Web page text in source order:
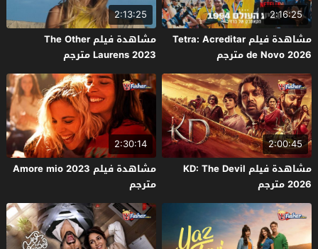
2:16:25
مشاهدة فيلم Tetra: Acreditar
de Novo 2026 مترجم
2:13:25
مشاهدة فيلم The Other
Laurens 2023 مترجم
2:00:45
مشاهدة فيلم KD: The Devil
2026 مترجم
2:30:14
مشاهدة فيلم Amore mio 2023
مترجم